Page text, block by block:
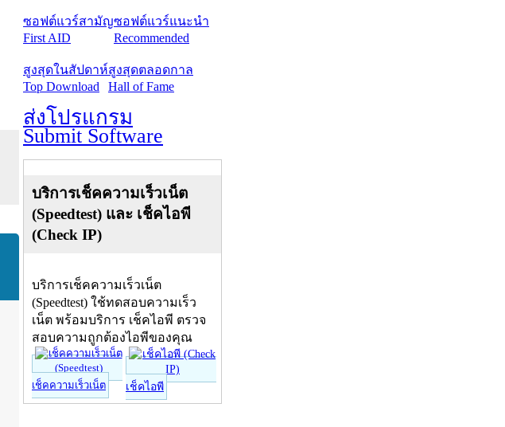
ซอฟต์แวร์สามัญ
First AID
ซอฟต์แวร์แนะนำ
Recommended
สูงสุดในสัปดาห์
Top Download
สูงสุดตลอดกาล
Hall of Fame
ส่งโปรแกรม
Submit Software
บริการเช็คความเร็วเน็ต
(Speedtest) และ เช็คไอพี
(Check IP)
บริการเช็คความเร็วเน็ต
(Speedtest) ใช้ทดสอบความเร็ว
เน็ต พร้อมบริการ เช็คไอพี ตรวจ
สอบความถูกต้องไอพีของคุณ
เช็คความเร็วเน็ต เช็คไอพี